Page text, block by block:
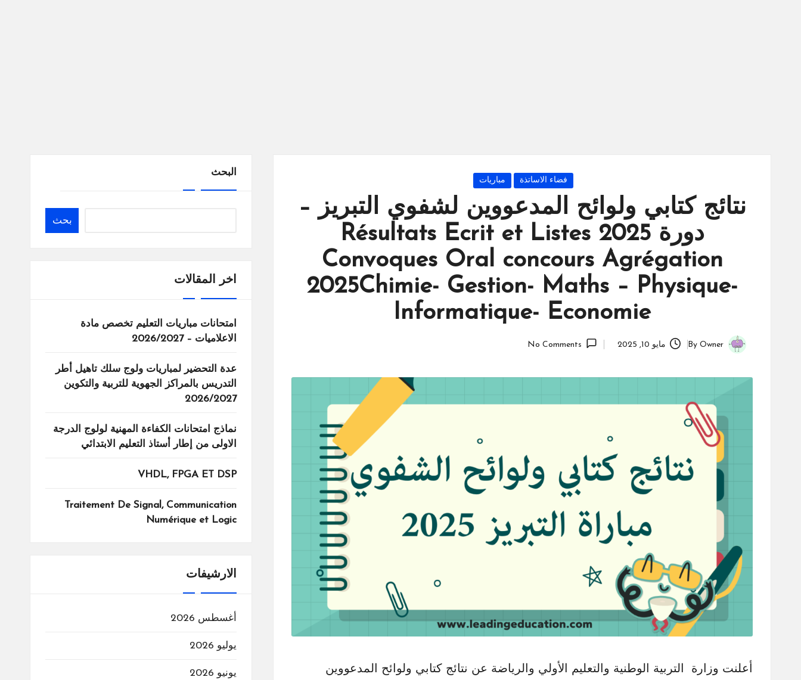
Posted
فضاء الاساتذة مباريات
نتائج كتابي ولوائح المدعووين لشفوي التبريز –
دورة 2025 Résultats Ecrit et Listes
Convoques Oral concours Agrégation
2025Chimie- Gestion- Maths – Physique-
Informatique- Economie
Posted
By Owner مايو 10, 2025 No Comments
أعلنت وزارة التربية الوطنية والتعليم الأولي والرياضة عن نتائج كتابي ولوائح المدعووين
البحث
بحث
اخر المقالات
امتحانات مباريات التعليم تخصص مادة
الاعلاميات – 2026/2027
عدة التحضير لمباريات ولوج سلك تاهيل أطر
التدريس بالمراكز الجهوية للتربية والتكوين
2026/2027
نماذج امتحانات الكفاءة المهنية لولوج الدرجة
الاولى من إطار أستاذ التعليم الابتدائي
VHDL, FPGA ET DSP
Traitement De Signal, Communication
Numérique et Logic
الارشيفات
أغسطس 2026
يوليو 2026
يونيو 2026